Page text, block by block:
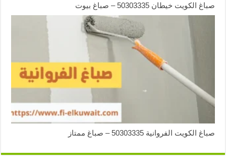
صباغ الكويت خيطان 50303335 – صباغ بيوت
صباغ الكويت الفروانية 50303335 – صباغ ممتاز